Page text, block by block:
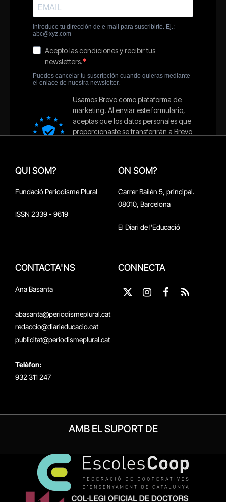
QUI SOM?
Fundació Periodisme Plural
ISSN 2339 - 9619
ON SOM?
Carrer Bailén 5, principal.
08010, Barcelona
El Diari de l'Educació
CONTACTA'NS
Ana Basanta
abasanta@periodismeplural.cat
redaccio@diarieducacio.cat
publicitat@periodismeplural.cat
Telèfon:
932 311 247
CONNECTA
X
Instagram
Facebook
RSS
AMB EL SUPORT DE